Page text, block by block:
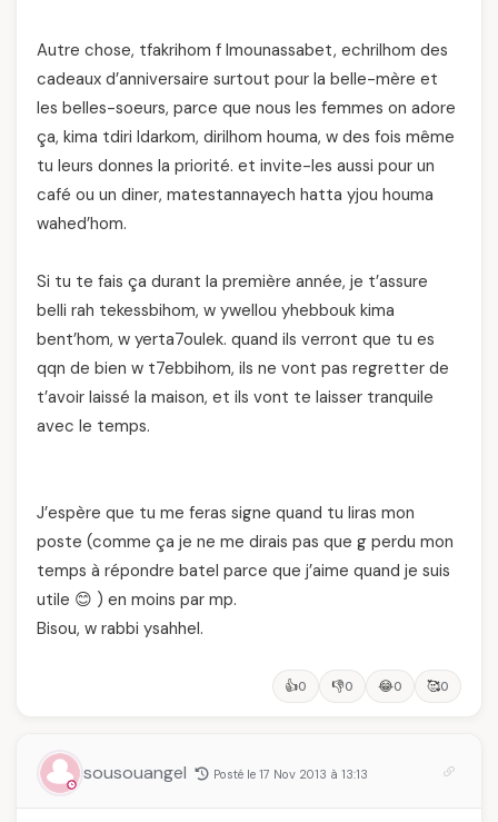
Autre chose, tfakrihom f lmounassabet, echrilhom des
cadeaux d’anniversaire surtout pour la belle-mère et
les belles-soeurs, parce que nous les femmes on adore
ça, kima tdiri ldarkom, dirilhom houma, w des fois même
tu leurs donnes la priorité. et invite-les aussi pour un
café ou un diner, matestannayech hatta yjou houma
wahed’hom.
Si tu te fais ça durant la première année, je t’assure
belli rah tekessbihom, w ywellou yhebbouk kima
bent’hom, w yerta7oulek. quand ils verront que tu es
qqn de bien w t7ebbihom, ils ne vont pas regretter de
t’avoir laissé la maison, et ils vont te laisser tranquile
avec le temps.
J’espère que tu me feras signe quand tu liras mon
poste (comme ça je ne me dirais pas que g perdu mon
temps à répondre batel parce que j’aime quand je suis
utile 😊 ) en moins par mp.
Bisou, w rabbi ysahhel.
👍0 👎0 😂0 🥰0
sousouangel Posté le 17 Nov 2013 à 13:13